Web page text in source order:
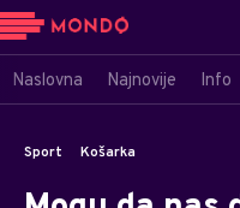
Naslovna Najnovije Info
Sport Košarka